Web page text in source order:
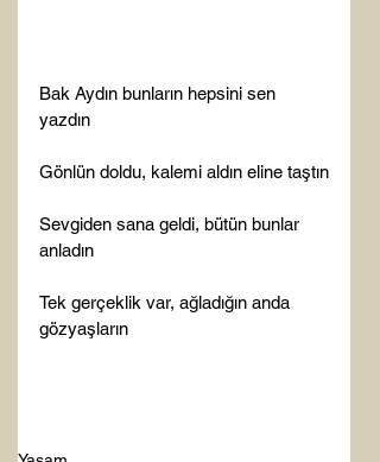
Bak Aydın bunların hepsini sen
yazdın
Gönlün doldu, kalemi aldın eline taştın
Sevgiden sana geldi, bütün bunlar
anladın
Tek gerçeklik var, ağladığın anda
gözyaşların